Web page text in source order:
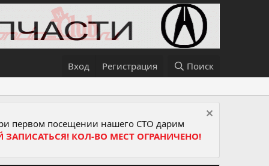
Вход Регистрация Поиск
первом посещении нашего СТО дарим
ЗАПИСАТЬСЯ! КОЛ-ВО МЕСТ ОГРАНИЧЕНО!